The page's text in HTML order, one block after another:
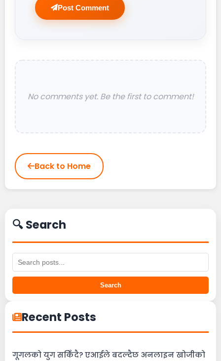
Post Comment
No comments yet. Be the first to comment!
Back to Home
🔍 Search
Search
Recent Posts
गूगलको युग सकिँदै? एआईले बदल्दैछ अनलाइन खोजीको